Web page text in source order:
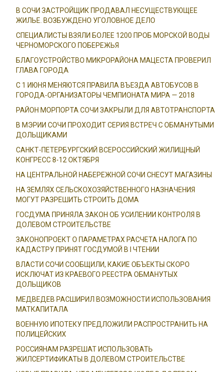
В СОЧИ ЗАСТРОЙЩИК ПРОДАВАЛ НЕСУЩЕСТВУЮЩЕЕ
ЖИЛЬЕ. ВОЗБУЖДЕНО УГОЛОВНОЕ ДЕЛО
СПЕЦИАЛИСТЫ ВЗЯЛИ БОЛЕЕ 1200 ПРОБ МОРСКОЙ ВОДЫ
ЧЕРНОМОРСКОГО ПОБЕРЕЖЬЯ
БЛАГОУСТРОЙСТВО МИКРОРАЙОНА МАЦЕСТА ПРОВЕРИЛ
ГЛАВА ГОРОДА
С 1 ИЮНЯ МЕНЯЮТСЯ ПРАВИЛА ВЪЕЗДА АВТОБУСОВ В
ГОРОДА-ОРГАНИЗАТОРЫ ЧЕМПИОНАТА МИРА — 2018
РАЙОН МОРПОРТА СОЧИ ЗАКРЫЛИ ДЛЯ АВТОТРАНСПОРТА
В МЭРИИ СОЧИ ПРОХОДИТ СЕРИЯ ВСТРЕЧ С ОБМАНУТЫМИ
ДОЛЬЩИКАМИ
САНКТ-ПЕТЕРБУРГСКИЙ ВСЕРОССИЙСКИЙ ЖИЛИЩНЫЙ
КОНГРЕСС 8-12 ОКТЯБРЯ
НА ЦЕНТРАЛЬНОЙ НАБЕРЕЖНОЙ СОЧИ СНЕСУТ МАГАЗИНЫ
НА ЗЕМЛЯХ СЕЛЬСКОХОЗЯЙСТВЕННОГО НАЗНАЧЕНИЯ
МОГУТ РАЗРЕШИТЬ СТРОИТЬ ДОМА
ГОСДУМА ПРИНЯЛА ЗАКОН ОБ УСИЛЕНИИ КОНТРОЛЯ В
ДОЛЕВОМ СТРОИТЕЛЬСТВЕ
ЗАКОНОПРОЕКТ О ПАРАМЕТРАХ РАСЧЕТА НАЛОГА ПО
КАДАСТРУ ПРИНЯТ ГОСДУМОЙ В I ЧТЕНИИ
ВЛАСТИ СОЧИ СООБЩИЛИ, КАКИЕ ОБЪЕКТЫ СКОРО
ИСКЛЮЧАТ ИЗ КРАЕВОГО РЕЕСТРА ОБМАНУТЫХ
ДОЛЬЩИКОВ
МЕДВЕДЕВ РАСШИРИЛ ВОЗМОЖНОСТИ ИСПОЛЬЗОВАНИЯ
МАТКАПИТАЛА
ВОЕННУЮ ИПОТЕКУ ПРЕДЛОЖИЛИ РАСПРОСТРАНИТЬ НА
ПОЛИЦЕЙСКИХ
РОССИЯНАМ РАЗРЕШАТ ИСПОЛЬЗОВАТЬ
ЖИЛСЕРТИФИКАТЫ В ДОЛЕВОМ СТРОИТЕЛЬСТВЕ